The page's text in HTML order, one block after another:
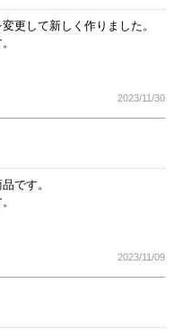
更して新しく作りました。
2023/11/30
です。
2023/11/09